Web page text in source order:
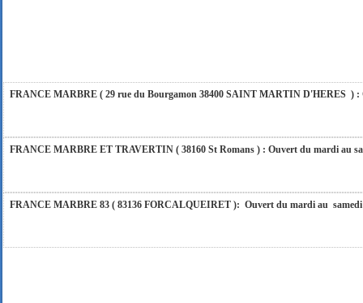
FRANCE MARBRE ( 29 rue du Bourgamon 38400 SAINT MARTIN D'HERES ) :
FRANCE MARBRE ET TRAVERTIN ( 38160 St Romans ) : Ouvert du mardi au
FRANCE MARBRE 83 ( 83136 FORCALQUEIRET ): Ouvert du mardi au samedi